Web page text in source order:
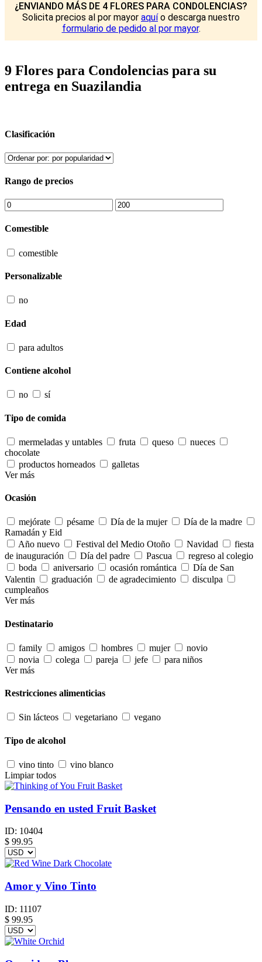
¿ENVIANDO MÁS DE 4 FLORES PARA CONDOLENCIAS?
Solicita precios al por mayor aquío descarga nuestro
formulario de pedido al por mayor.
9 Flores para Condolencias para su
entrega en Suazilandia
Clasificación
Rango de precios
Comestible
comestible
Personalizable
no
Edad
para adultos
Contiene alcohol
no sí
Tipo de comida
mermeladas y untables fruta queso
nueces
chocolate
productos horneados
galletas
Ver más
Ocasión
mejórate pésame Día de la mujer
Día de la madre
Ramadán y Eid
Año nuevo
Festival del Medio Otoño Navidad
fiesta
de inauguración
Día del padre Pascua
regreso al colegio
boda
aniversario ocasión romántica
Día de San
Valentin
graduación de agradecimiento
disculpa
cumpleaños
Ver más
Destinatario
family amigos hombres mujer
novio
novia
colega pareja jefe
para niños
Ver más
Restricciones alimenticias
Sin lácteos vegetariano vegano
Tipo de alcohol
vino tinto
vino blanco
Limpiar todos
Pensando en usted Fruit Basket
ID: 10404
$ 99.95
Amor y Vino Tinto
ID: 11107
$ 99.95